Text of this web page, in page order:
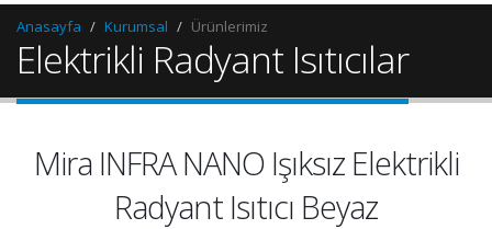
Anasayfa Kurumsal Ürünlerimiz
Elektrikli Radyant Isıtıcılar
Mira INFRA NANO Işıksız Elektrikli
Radyant Isıtıcı Beyaz